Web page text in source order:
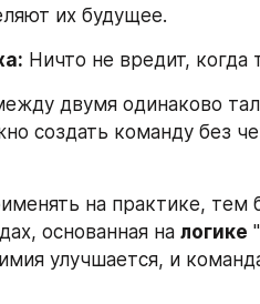
их будущее.
Ничто не вредит,
двумя одинаково
создать команду без
на практике, тем
основанная на логике
улучшается, и